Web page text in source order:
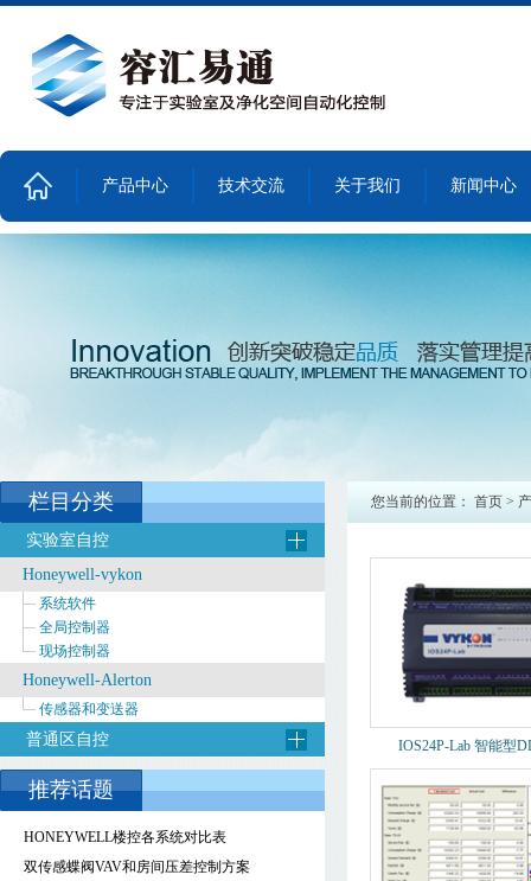
产品中心 技术交流 关于我们 新闻中心
您当前的位置： 首页 >
IOS24P-Lab 智能型
栏目分类
实验室自控
Honeywell-vykon
系统软件
全局控制器
现场控制器
Honeywell-Alerton
传感器和变送器
普通区自控
推荐话题
HONEYWELL楼控各系统对比表
双传感蝶阀VAV和房间压差控制方案